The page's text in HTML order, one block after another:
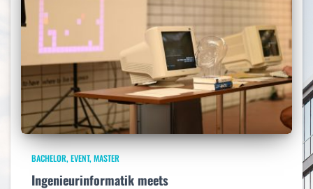
BACHELOR EVENT MASTER
Ingenieurinformatik meets